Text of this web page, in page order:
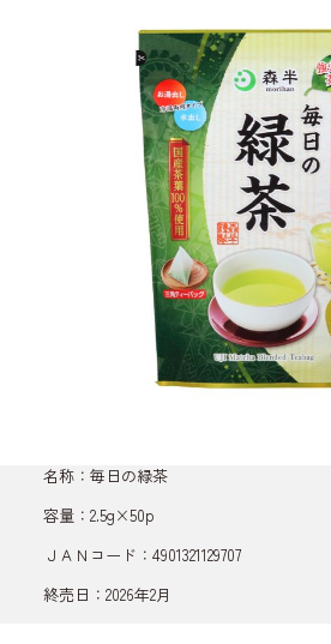
名称：毎日の緑茶
容量：2.5g×50p
ＪＡＮコード：4901321129707
終売日：2026年2月